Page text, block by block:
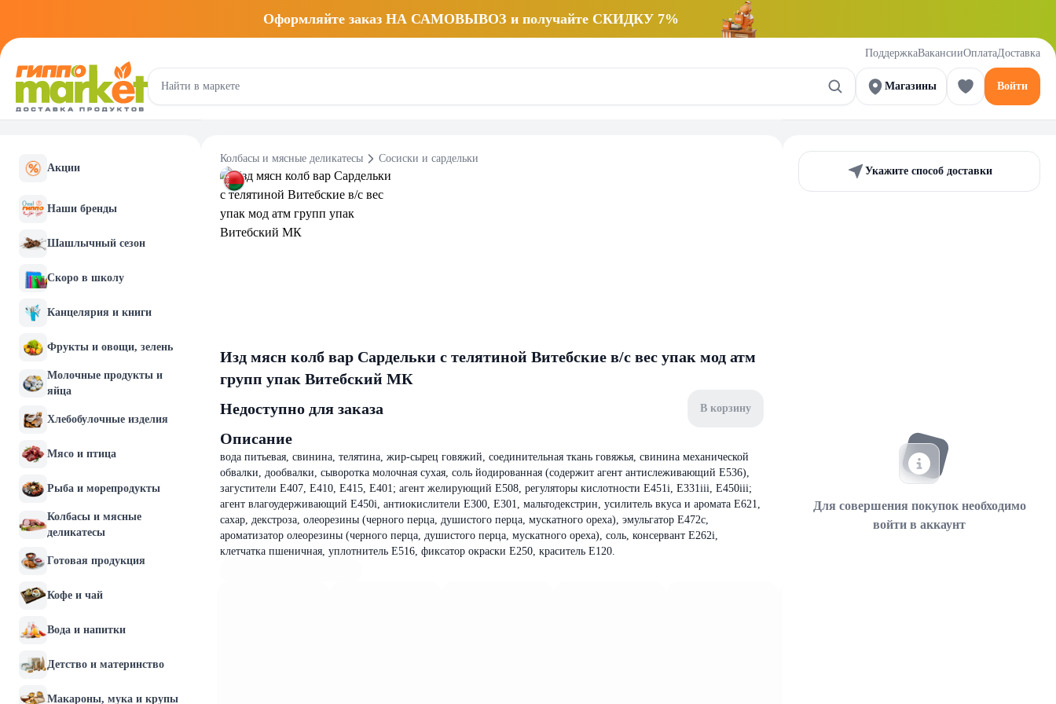
Оформляйте заказ НА САМОВЫВОЗ и получайте СКИДКУ 7%
ПоддержкаВакансииОплатаДоставка
Магазины Войти
Акции
Наши бренды
Шашлычный сезон
Скоро в школу
Канцелярия и книги
Фрукты и овощи, зелень
Молочные продукты и
яйца
Хлебобулочные изделия
Мясо и птица
Рыба и морепродукты
Колбасы и мясные
деликатесы
Готовая продукция
Кофе и чай
Вода и напитки
Детство и материнство
Макароны, мука и крупы
Колбасы и мясные деликатесы Сосиски и сардельки
Изд мясн колб вар Сардельки с телятиной Витебские в/с вес упак мод атм
групп упак Витебский МК
Недоступно для заказа
В корзину
Описание
вода питьевая, свинина, телятина, жир-сырец говяжий, соединительная ткань говяжья, свинина механической
обвалки, дообвалки, сыворотка молочная сухая, соль йодированная (содержит агент антислеживающий Е536),
загустители Е407, Е410, Е415, Е401; агент желирующий Е508, регуляторы кислотности Е451i, Е331iii, Е450iii;
агент влагоудерживающий Е450i, антиокислители Е300, Е301, мальтодекстрин, усилитель вкуса и аромата Е621,
сахар, декстроза, олеорезины (черного перца, душистого перца, мускатного ореха), эмульгатор Е472с,
ароматизатор олеорезины (черного перца, душистого перца, мускатного ореха), соль, консервант Е262i,
клетчатка пшеничная, уплотнитель Е516, фиксатор окраски Е250, краситель Е120.
Укажите способ доставки
Для совершения покупок необходимо
войти в аккаунт